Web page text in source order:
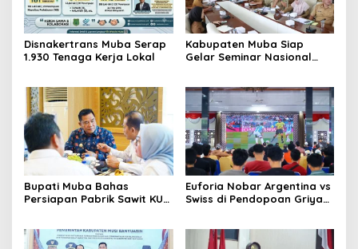
Disnakertrans Muba Serap
1.930 Tenaga Kerja Lokal
Kabupaten Muba Siap
Gelar Seminar Nasional
Bupati Muba Bahas
Persiapan Pabrik Sawit KUD
Euforia Nobar Argentina vs
Swiss di Pendopoan Griya